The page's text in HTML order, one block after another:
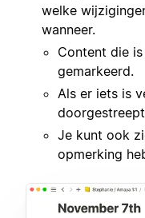
welke
wanneer.
Content die
gemarkeerd.
Als er iets is
Je kunt ook
opmerking